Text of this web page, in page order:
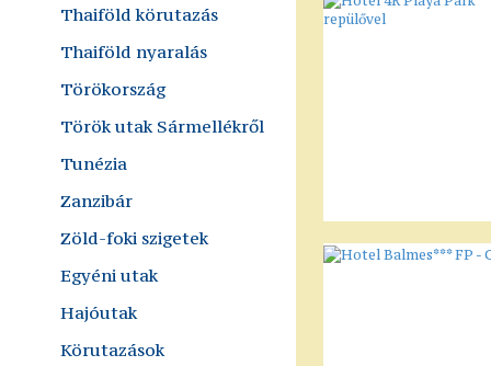
Thaiföld körutazás
Thaiföld nyaralás
Törökország
Török utak Sármellékről
Tunézia
Zanzibár
Zöld-foki szigetek
Egyéni utak
Hajóutak
Körutazások